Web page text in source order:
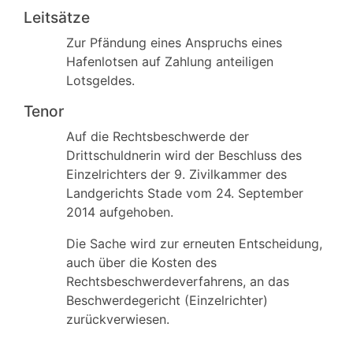
Leitsätze
Zur Pfändung eines Anspruchs eines
Hafenlotsen auf Zahlung anteiligen
Lotsgeldes.
Tenor
Auf die Rechtsbeschwerde der
Drittschuldnerin wird der Beschluss des
Einzelrichters der 9. Zivilkammer des
Landgerichts Stade vom 24. September
2014 aufgehoben.
Die Sache wird zur erneuten Entscheidung,
auch über die Kosten des
Rechtsbeschwerdeverfahrens, an das
Beschwerdegericht (Einzelrichter)
zurückverwiesen.